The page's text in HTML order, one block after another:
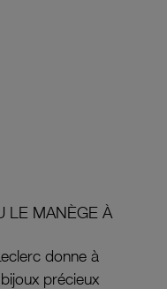
LE MANÈGE À
donne à
précieux